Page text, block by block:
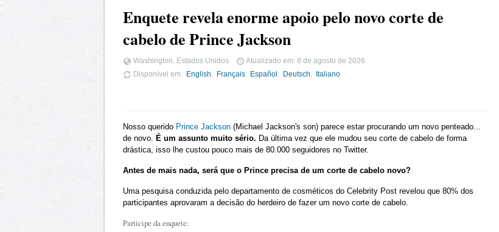
Enquete revela enorme apoio pelo novo corte de
cabelo de Prince Jackson
Washington, Estados Unidos Atualizado em: 8 de agosto de 2026
Disponível em
English Français Español Deutsch Italiano
Nosso querido Prince Jackson (Michael Jackson's son) parece estar procurando um novo penteado...
de novo. É um assunto muito sério. Da última vez que ele mudou seu corte de cabelo de forma
drástica, isso lhe custou pouco mais de 80.000 seguidores no Twitter.
Antes de mais nada, será que o Prince precisa de um corte de cabelo novo?
Uma pesquisa conduzida pelo departamento de cosméticos do Celebrity Post revelou que 80% dos
participantes aprovaram a decisão do herdeiro de fazer um novo corte de cabelo.
Participe da enquete: